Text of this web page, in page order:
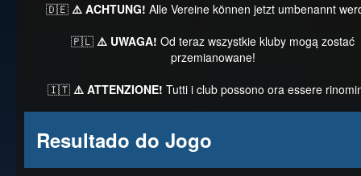
🇩🇪 ⚠️ ACHTUNG! Alle Vereine können jetzt umbenannt
🇵🇱 ⚠️ UWAGA! Od teraz wszystkie kluby mogą zostać
przemianowane!
🇮🇹 ⚠️ ATTENZIONE! Tutti i club possono ora essere
Resultado do Jogo